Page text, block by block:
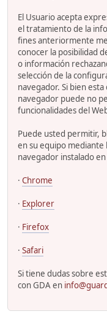
El Usuario acepta
el tratamiento de la
fines anteriormente
conocer la posibilidad
o información
selección de la
navegador. Si bien
navegador puede no
funcionalidades del
Puede usted permitir,
en su equipo mediante
navegador instalado
· Chrome
· Explorer
· Firefox
· Safari
Si tiene dudas sobre
con GDA en